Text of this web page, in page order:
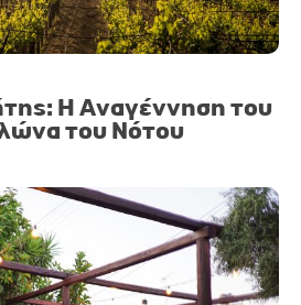
Η Αναγέννηση του
του Νότου